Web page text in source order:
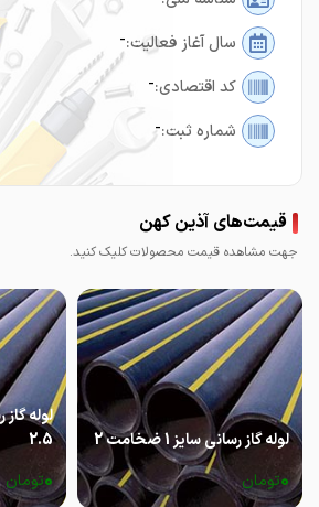
سال آغاز فعالیت:-
کد اقتصادی:-
شماره ثبت:-
قیمت‌های آذین کهن
جهت مشاهده قیمت محصولات کلیک کنید.
لوله گاز رسانی سایز 1 ضخامت 2
0تومان
2.5
0تومان